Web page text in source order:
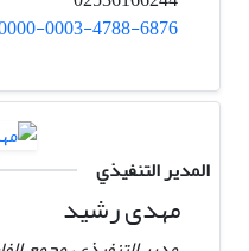
0003-4788-6876
المدير التنفيذي
مهدی رشید